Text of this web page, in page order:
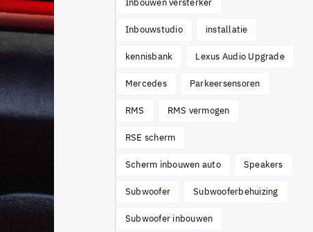
Inbouwen versterker
Inbouwstudio installatie
kennisbank Lexus Audio Upgrade
Mercedes Parkeersensoren
RMS RMS vermogen
RSE scherm
Scherm inbouwen auto Speakers
Subwoofer Subwooferbehuizing
Subwoofer inbouwen